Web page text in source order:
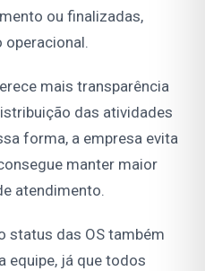
ou finalizadas,
operacional.
mais transparência
das atividades
forma, a empresa evita
manter maior
atendimento.
status das OS também
equipe, já que todos